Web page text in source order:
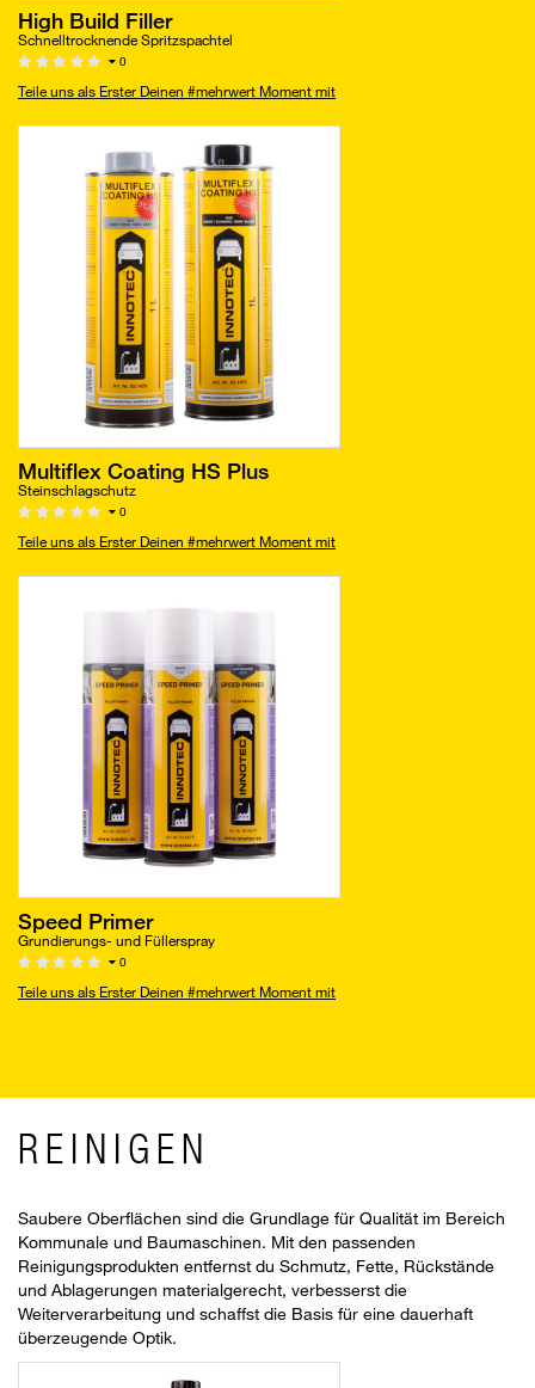
High Build Filler
Schnelltrocknende Spritzspachtel
0
Teile uns als Erster Deinen #mehrwert Moment mit
Multiflex Coating HS Plus
Steinschlagschutz
0
Teile uns als Erster Deinen #mehrwert Moment mit
Speed Primer
Grundierungs- und Füllerspray
0
Teile uns als Erster Deinen #mehrwert Moment mit
REINIGEN
Saubere Oberflächen sind die Grundlage für Qualität im Bereich
Kommunale und Baumaschinen. Mit den passenden
Reinigungsprodukten entfernst du Schmutz, Fette, Rückstände
und Ablagerungen materialgerecht, verbesserst die
Weiterverarbeitung und schaffst die Basis für eine dauerhaft
überzeugende Optik.